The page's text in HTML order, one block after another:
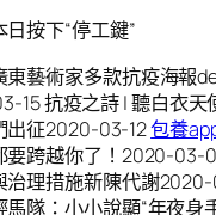
按下“停工鍵”
藝術家多款抗疫海報
15 抗疫之詩 | 聽白衣天
出征2020-03-12包養
要跨越你了！2020-03-
治理措施新陳代謝
馬隊：小小說顯“年夜身